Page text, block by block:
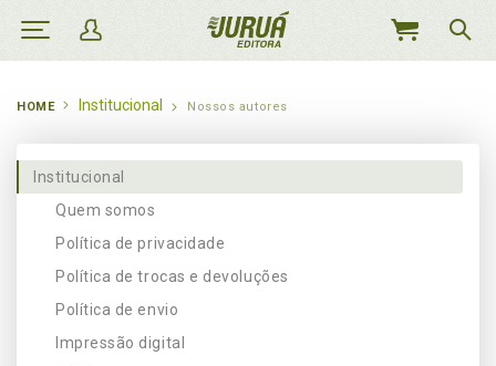
MEU
HOME Institucional Nossos autores
Institucional
Quem somos
Política de privacidade
Política de trocas e devoluções
Política de envio
Impressão digital